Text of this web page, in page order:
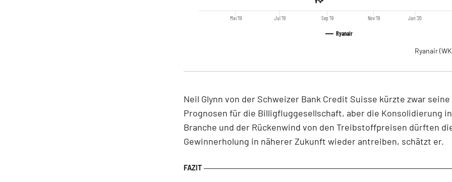
Ryanair
Mai '19 Jul '19 Sep '19 Nov '19 Jan '20
Ryanair
Neil Glynn von der Schweizer Bank Credit Suisse kürzte zwar seine
Prognosen für die Billigfluggesellschaft, aber die Konsolidierung
Branche und der Rückenwind von den Treibstoffpreisen dürften
Gewinnerholung in näherer Zukunft wieder antreiben, schätzt er.